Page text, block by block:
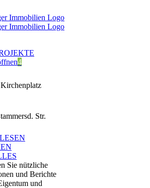
4
Str.
Sie nützliche
und Berichte
und